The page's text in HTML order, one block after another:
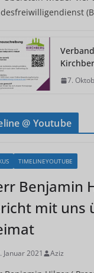
7.
@ Youtube
TIMELINEYOUTUBE
Benjamin
mit uns
Januar 2021 Aziz